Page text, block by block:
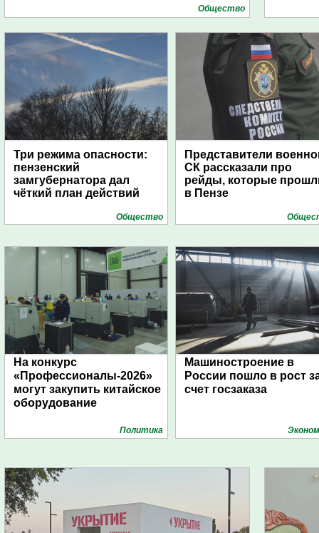
Общество
Три режима опасности:
пензенский
замгубернатора дал
чёткий план действий
Общество
Представители
СК рассказали про
рейды, которые
в Пензе
На конкурс
«Профессионалы-2026»
могут закупить китайское
оборудование
Политика
Машиностроение в
России пошло в рост
счет госзаказа